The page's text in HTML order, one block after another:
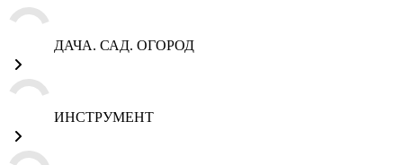
ДАЧА. САД. ОГОРОД
ИНСТРУМЕНТ